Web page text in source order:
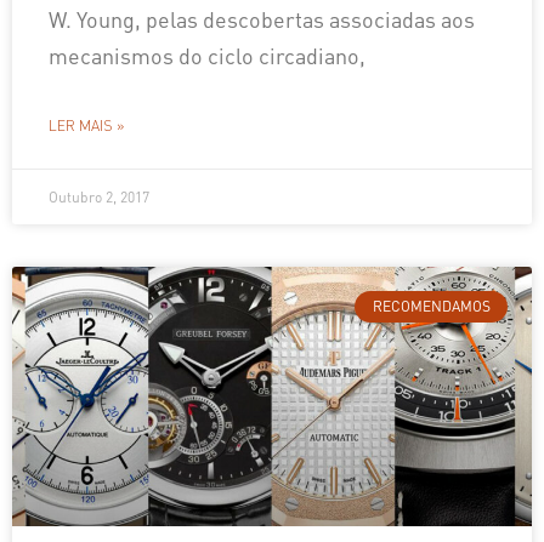
W. Young, pelas descobertas associadas aos
mecanismos do ciclo circadiano,
LER MAIS »
Outubro 2, 2017
RECOMENDAMOS